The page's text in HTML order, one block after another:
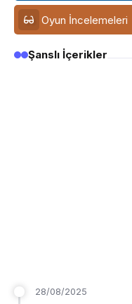
Oyun İncelemeleri
Şanslı İçerikler
28/08/2025